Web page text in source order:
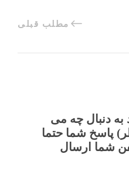
مطلب قبلی
به دنبال چه می
پاسخ شما حتما
شما ارسال